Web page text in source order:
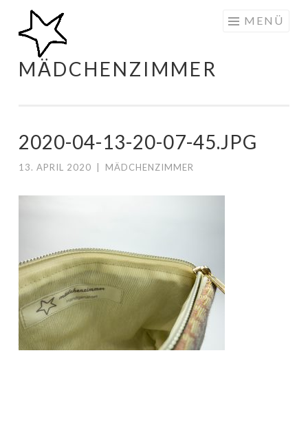
Zum
Inhalt
springen
MÄDCHENZIMMER
MENÜ
2020-04-13-20-07-45.JPG
13. APRIL 2020 MÄDCHENZIMMER